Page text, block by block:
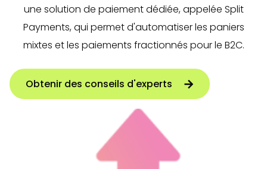
une solution de paiement dédiée, appelée Split
Payments, qui permet d'automatiser les paniers
mixtes et les paiements fractionnés pour le B2C.
Obtenir des conseils d'experts